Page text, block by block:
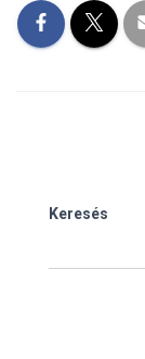
Keresés